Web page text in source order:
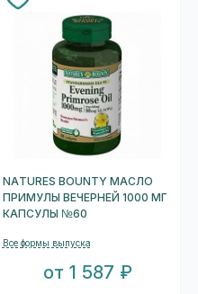
NATURES BOUNTY МАСЛО
ПРИМУЛЫ ВЕЧЕРНЕЙ 1000 МГ
КАПСУЛЫ №60
Все формы выпуска
от 1 587 ₽